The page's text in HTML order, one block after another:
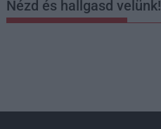
Nézd és hallgasd velünk!